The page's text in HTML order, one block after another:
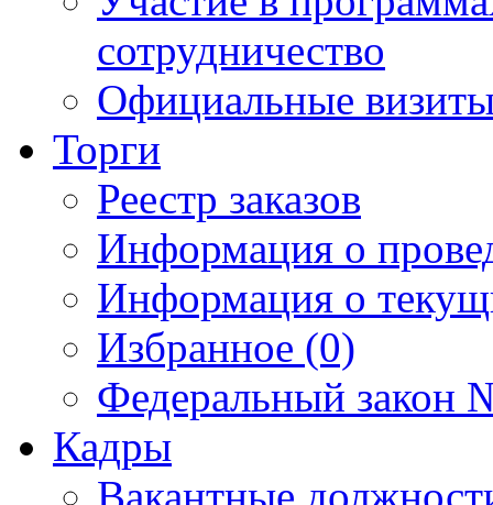
сотрудничество
Официальные
Торги
Реестр заказов
Информация о
Информация о
Избранное (0)
Федеральный закон
Кадры
Вакантные